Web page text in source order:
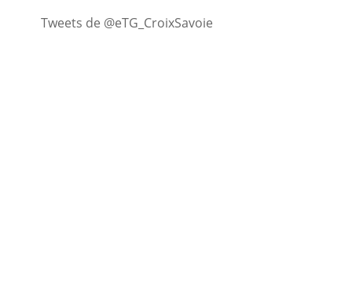
Tweets de @eTG_CroixSavoie